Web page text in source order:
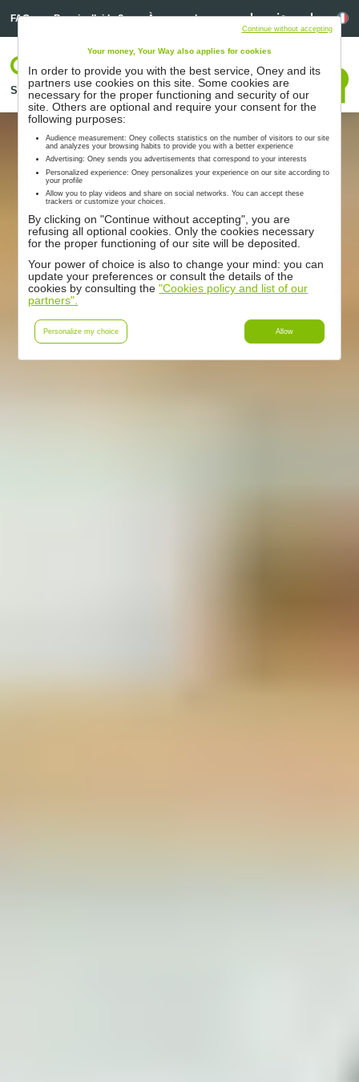
FAQ Besoin d’aide ? À propos de nous Linkedin
Linkedin
Solutions Nos partenaires Accompagnement Ressources
Votre espace
Nous contacter
Your money, Your Way also applies for cookies
In order to provide you with the best service, Oney and its
partners use cookies on this site. Some cookies are
necessary for the proper functioning and security of our
site. Others are optional and require your consent for the
following purposes:
Audience measurement: Oney collects statistics on the number of visitors to our site
and analyzes your browsing habits to provide you with a better experience
Advertising: Oney sends you advertisements that correspond to your interests
Personalized experience: Oney personalizes your experience on our site according to
your profile
Allow you to play videos and share on social networks. You can accept these
trackers or customize your choices.
By clicking on "Continue without accepting", you are
refusing all optional cookies. Only the cookies necessary
for the proper functioning of our site will be deposited.
Your power of choice is also to change your mind: you can
update your preferences or consult the details of the
cookies by consulting the"Cookies policy and list of our
partners".
Personalize my choice Allow
Continue without accepting